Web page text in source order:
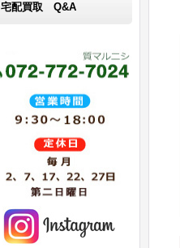
宅配買取 Q&A